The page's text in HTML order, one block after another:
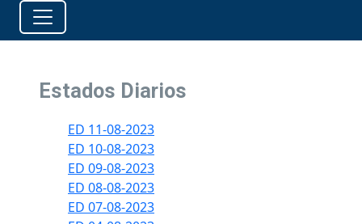
Estados Diarios
ED 11-08-2023
ED 10-08-2023
ED 09-08-2023
ED 08-08-2023
ED 07-08-2023